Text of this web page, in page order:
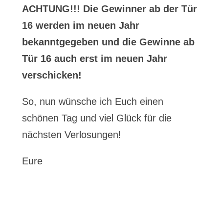
ACHTUNG!!! Die Gewinner ab der Tür
16 werden im neuen Jahr
bekanntgegeben und die Gewinne ab
Tür 16 auch erst im neuen Jahr
verschicken!
So, nun wünsche ich Euch einen
schönen Tag und viel Glück für die
nächsten Verlosungen!
Eure